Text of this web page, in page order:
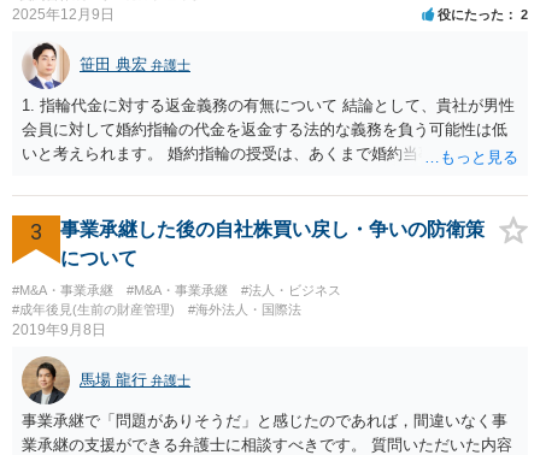
2025年12月9日 役にたった 2
笹田 典宏 弁護士
1. 指輪代金に対する返金義務の有無について 結論として、貴社が男性
会員に対して婚約指輪の代金を返金する法的な義務を負う可能性は低
いと考えられます。 婚約指輪の授受は、あくまで婚約当事者である男
貴社は、その贈与契約の当事者ではありません。したがって、仮に女
性が返金義務を負う場合であっても、貴社が返金義務を負う法的根拠
は見当たりません。 また、国際結婚の仲介契約に関する裁判例では、
会員の個人的な理由による破談で追加的に発生した費用は会員自身が
負担すべきであり、仲介業者に責任がない限り、成婚料の支払いを拒
絶することはできないと判断されています。この裁判例は、仲介業者
を示唆しており、本件でも同様に、指輪の返還が貴社の責任範囲外の
問題であると主張する上で参考になります。 2. 今後の対応について
相手方代理人に対し、内容証明郵便などで書面にて貴社の見解を明確
に伝えることが重要です。その書面には、以下の内容を盛り込むこと
3
事業承継した後の自社株買い戻し・争いの防衛策
について
#M&A・事業承継 #M&A・事業承継
#法人・ビジネス
#成年後見(生前の財産管理)
#海外法人・国際法
2019年9月8日
馬場 龍行 弁護士
事業承継で「問題がありそうだ」と感じたのであれば，間違いなく事
業承継の支援ができる弁護士に相談すべきです。 質問いただいた内容